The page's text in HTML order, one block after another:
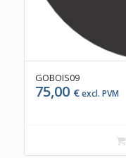
GOBOIS09
75,00 €excl. PVM